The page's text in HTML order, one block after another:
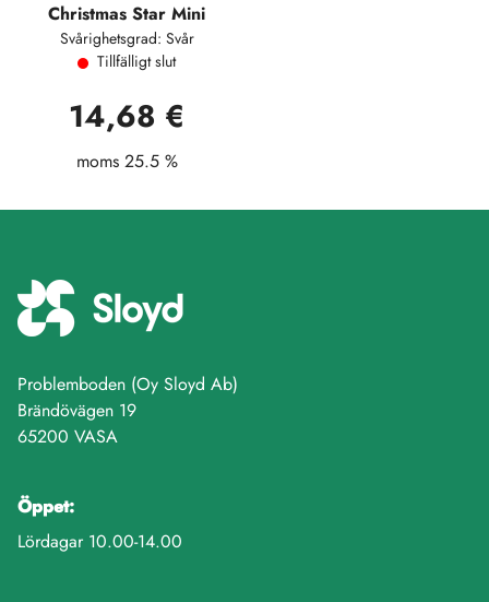
Christmas Star Mini
Svårighetsgrad: Svår
Tillfälligt slut
14,68 €
moms 25.5 %
Problemboden (Oy Sloyd Ab)
Brändövägen 19
65200 VASA
Öppet:
Lördagar 10.00-14.00